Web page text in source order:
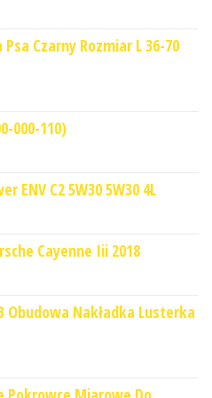
Czarny Rozmiar L 36-70
000-110)
ENV C2 5W30 5W30 4L
Cayenne Iii 2018
Obudowa Nakładka Lusterka